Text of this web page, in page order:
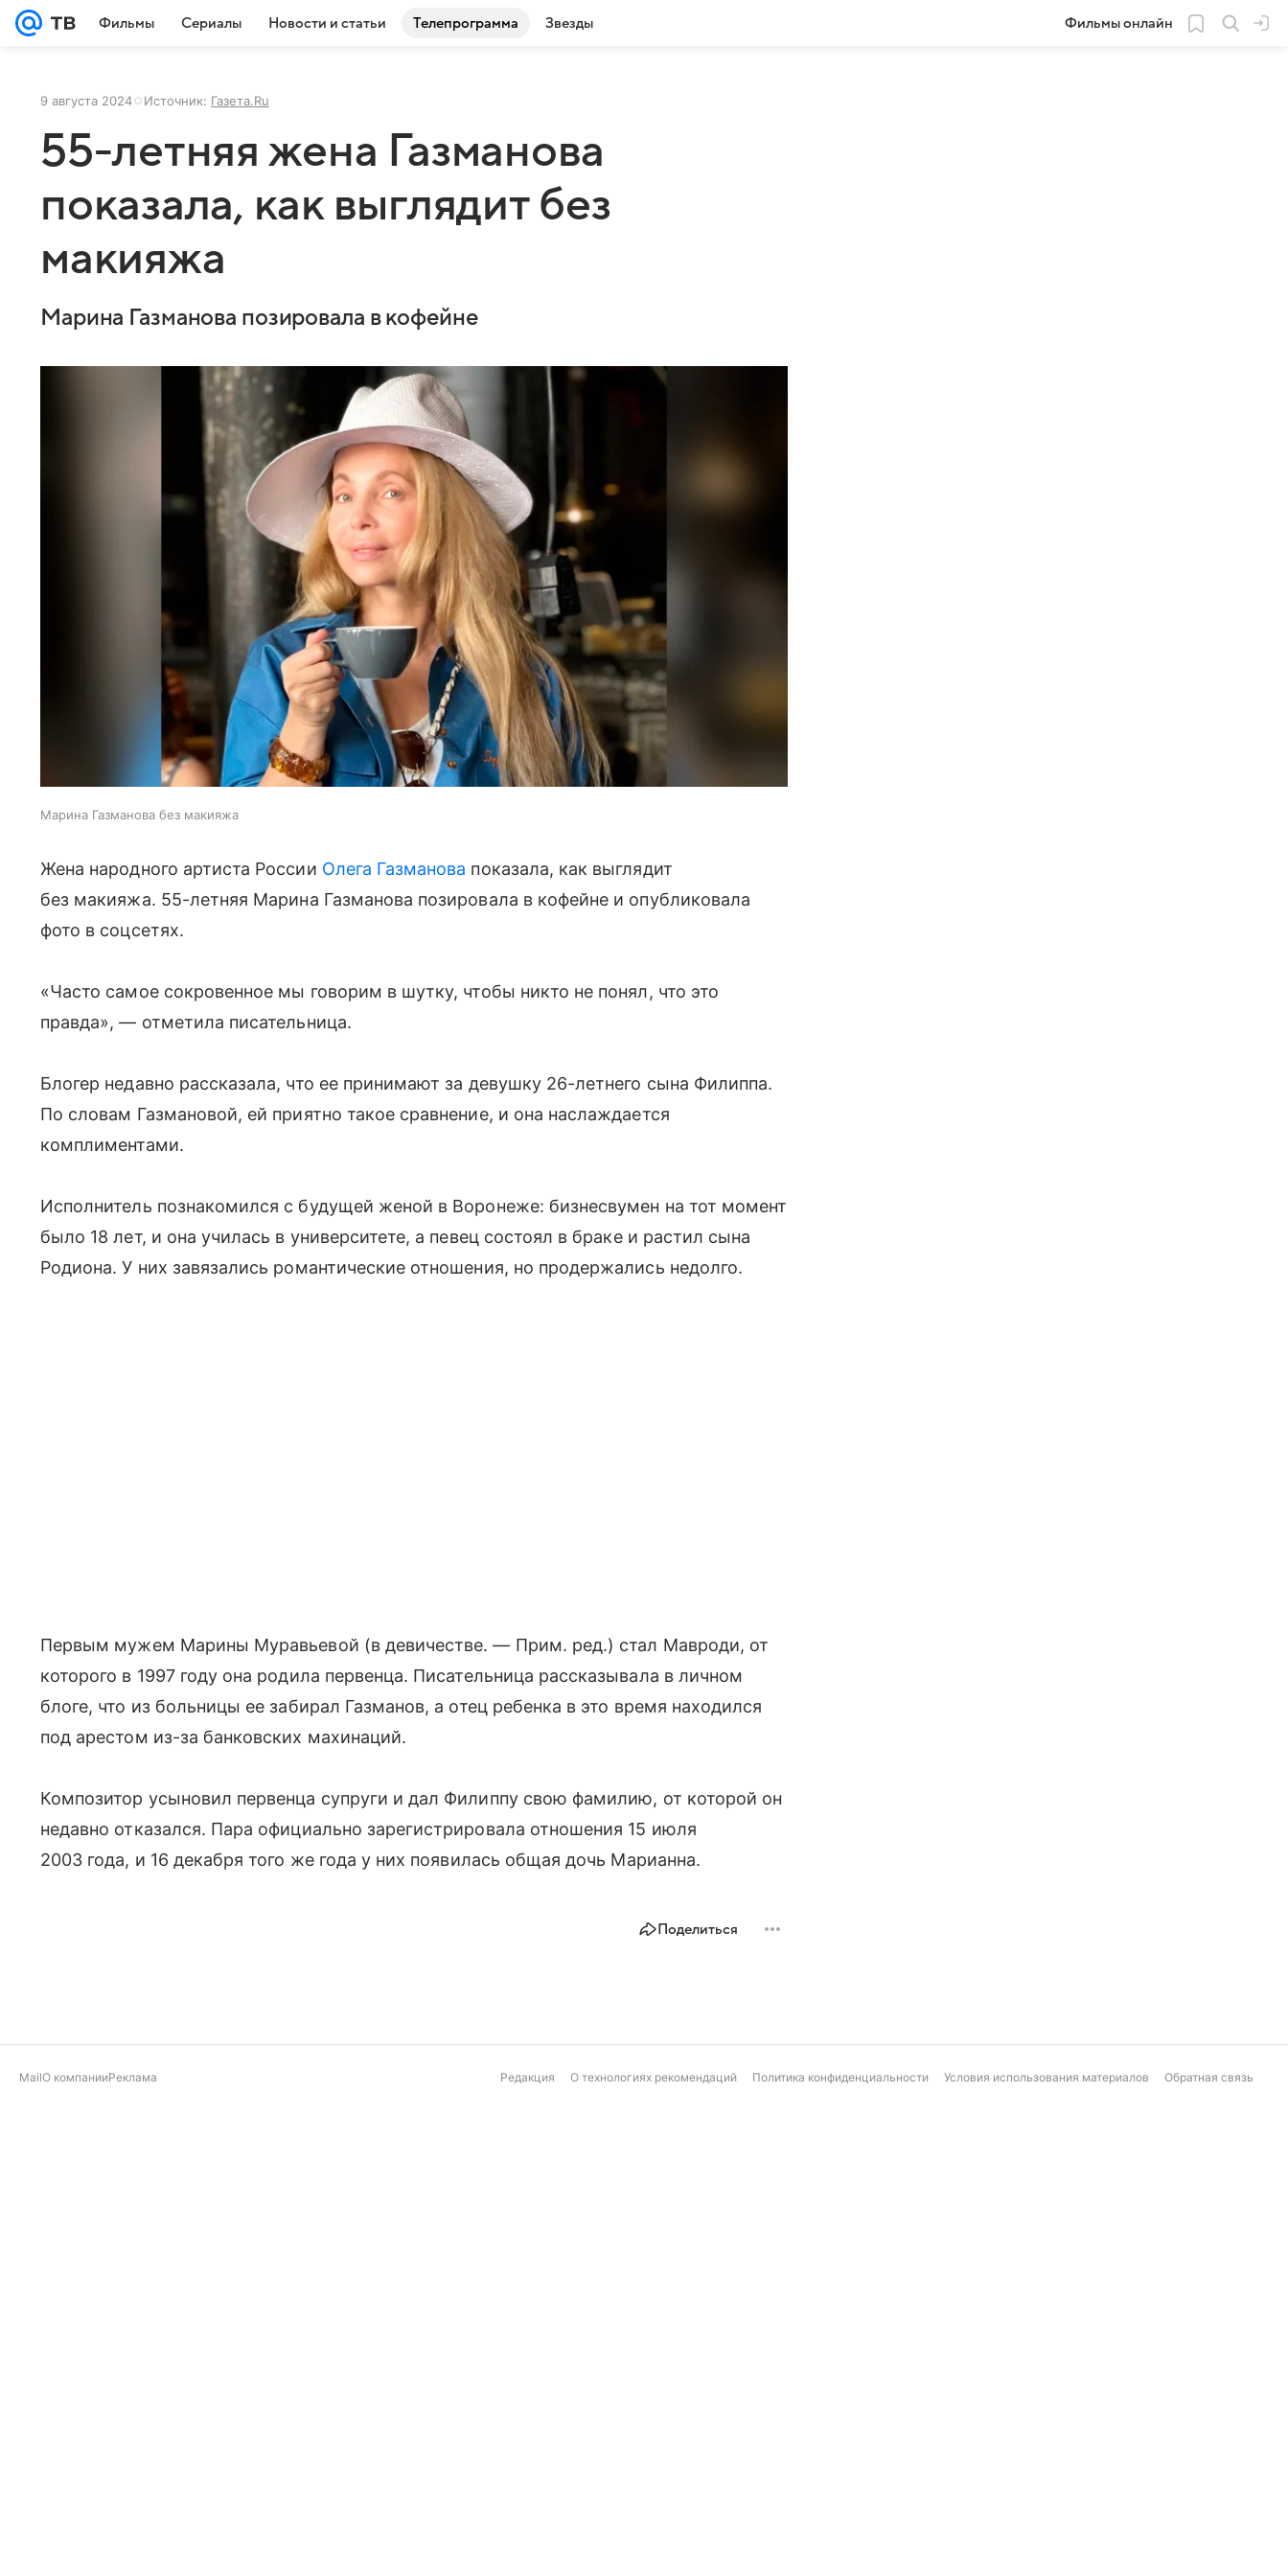
Фильмы Сериалы Новости и статьи Телепрограмма Звезды Фильмы онлайн
9 августа 2024 Источник: Газета.Ru
55-летняя жена Газманова
показала, как выглядит без
макияжа
Марина Газманова позировала в кофейне
Марина Газманова без макияжа
Жена народного артиста России Олега Газманова показала, как выглядит
без макияжа. 55-летняя Марина Газманова позировала в кофейне и опубликовала
фото в соцсетях.
«Часто самое сокровенное мы говорим в шутку, чтобы никто не понял, что это
правда», — отметила писательница.
Блогер недавно рассказала, что ее принимают за девушку 26-летнего сына Филиппа.
По словам Газмановой, ей приятно такое сравнение, и она наслаждается
комплиментами.
Исполнитель познакомился с будущей женой в Воронеже: бизнесвумен на тот момент
было 18 лет, и она училась в университете, а певец состоял в браке и растил сына
Родиона. У них завязались романтические отношения, но продержались недолго.
Первым мужем Марины Муравьевой (в девичестве. — Прим. ред.) стал Мавроди, от
которого в 1997 году она родила первенца. Писательница рассказывала в личном
блоге, что из больницы ее забирал Газманов, а отец ребенка в это время находился
под арестом из-за банковских махинаций.
Композитор усыновил первенца супруги и дал Филиппу свою фамилию, от которой он
недавно отказался. Пара официально зарегистрировала отношения 15 июля
2003 года, и 16 декабря того же года у них появилась общая дочь Марианна.
Поделиться
MailО компанииРеклама Редакция О технологиях рекомендаций Политика конфиденциальности Условия использования материалов Обратная связь